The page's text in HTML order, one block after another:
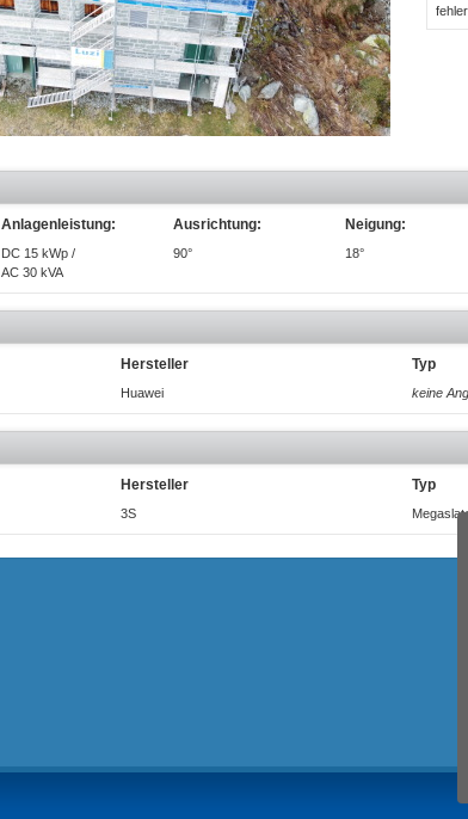
Anlagenleistung: Ausrichtung: Neigung:
DC 15 kWp /
AC 30 kVA
90° 18°
Hersteller Typ
Huawei keine
Hersteller Typ
3S